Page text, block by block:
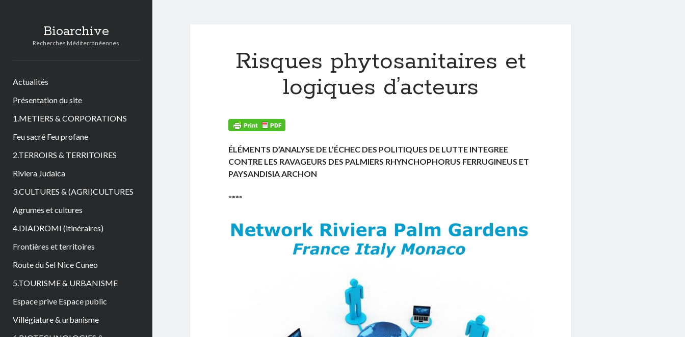
Bioarchive
Recherches Méditerranéennes
Actualités
Présentation du site
1.METIERS & CORPORATIONS
Feu sacré Feu profane
2.TERROIRS & TERRITOIRES
Riviera Judaica
3.CULTURES & (AGRI)CULTURES
Agrumes et cultures
4.DIADROMI (itinéraires)
Frontières et territoires
Route du Sel Nice Cuneo
5.TOURISME & URBANISME
Espace prive Espace public
Villégiature & urbanisme
Risques phytosanitaires et
logiques d’acteurs
ÉLÉMENTS D’ANALYSE DE L’ÉCHEC DES POLITIQUES DE LUTTE INTEGREE
CONTRE LES RAVAGEURS DES PALMIERS RHYNCHOPHORUS FERRUGINEUS ET
PAYSANDISIA ARCHON
****